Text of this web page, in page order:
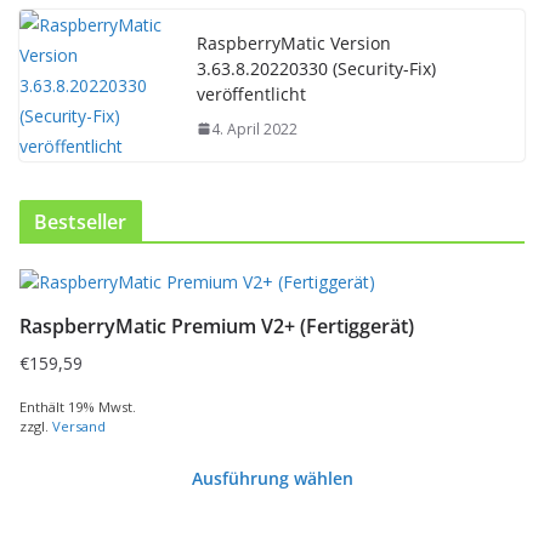
RaspberryMatic Version
3.63.8.20220330 (Security-Fix)
veröffentlicht
4. April 2022
Bestseller
RaspberryMatic Premium V2+ (Fertiggerät)
€159,59
Enthält 19% Mwst.
zzgl. Versand
Ausführung wählen
D
e
s
s
P